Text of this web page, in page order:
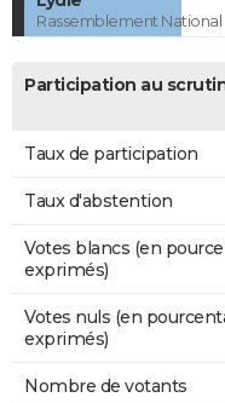
Rassemblement National
Participation au
Taux de participation
Taux d'abstention
Votes blancs (en
exprimés)
Votes nuls (en
exprimés)
Nombre de votants